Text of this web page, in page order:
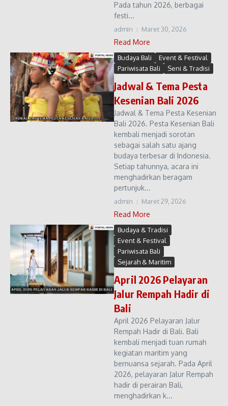
Pada tahun 2026, berbagai
festi...
admin Maret 30, 2026
Read More
Budaya Bali
Event & Festival
Pariwisata Bali
Seni & Tradisi
Jadwal & Tema Pesta
Kesenian Bali 2026
Jadwal & Tema Pesta Kesenian
Bali 2026. Pesta Kesenian Bali
kembali menjadi sorotan
sebagai salah satu ajang
budaya terbesar di Indonesia.
Setiap tahunnya, acara ini
menghadirkan beragam
pertunjuk...
admin Maret 29, 2026
Read More
Budaya & Tradisi
Event & Festival
Pariwisata Bali
Sejarah & Maritim
April 2026 Pelayaran
Jalur Rempah Hadir di
Bali
April 2026 Pelayaran Jalur
Rempah Hadir di Bali. Bali
kembali menjadi tuan rumah
kegiatan maritim yang
bernuansa sejarah. Pada April
2026, pelayaran Jalur Rempah
hadir di perairan Bali,
menghadirkan k...